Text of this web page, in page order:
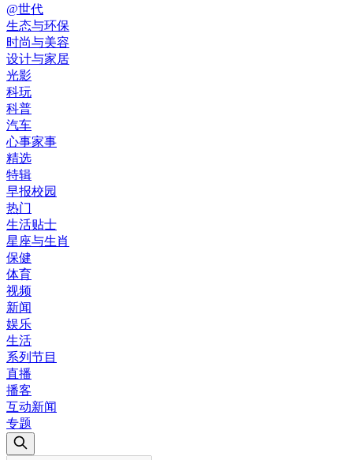
@世代
生态与环保
时尚与美容
设计与家居
光影
科玩
科普
汽车
心事家事
精选
特辑
早报校园
热门
生活贴士
星座与生肖
保健
体育
视频
新闻
娱乐
生活
系列节目
直播
播客
互动新闻
专题